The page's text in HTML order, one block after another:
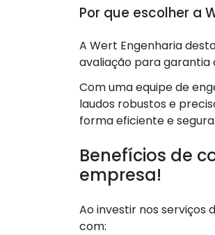
Por que escolher a
A Wert Engenharia
avaliação para garantia
Com uma equipe de
laudos robustos e
forma eficiente e segura.
Benefícios de
empresa!
Ao investir nos serviços
com: